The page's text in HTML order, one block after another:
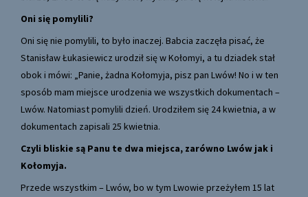
Oni się pomylili?
Oni się nie pomylili, to było inaczej. Babcia zaczęła pisać, że
Stanisław Łukasiewicz urodził się w Kołomyi, a tu dziadek stał
obok i mówi: „Panie, żadna Kołomyja, pisz pan Lwów! No i w ten
sposób mam miejsce urodzenia we wszystkich dokumentach –
Lwów. Natomiast pomylili dzień. Urodziłem się 24 kwietnia, a w
dokumentach zapisali 25 kwietnia.
Czyli bliskie są Panu te dwa miejsca, zarówno Lwów jak i
Kołomyja.
Przede wszystkim – Lwów, bo w tym Lwowie przeżyłem 15 lat